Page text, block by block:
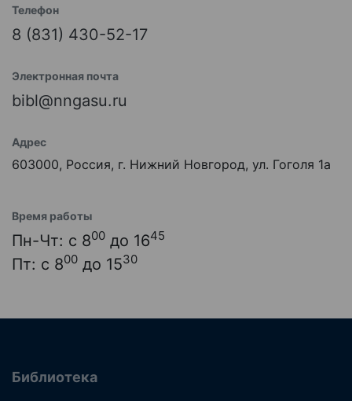
Телефон
8 (831) 430-52-17
Электронная почта
bibl@nngasu.ru
Адрес
603000, Россия, г. Нижний Новгород, ул. Гоголя 1а
Время работы
Пн-Чт: с 800 до 1645
Пт: с 800 до 1530
Библиотека